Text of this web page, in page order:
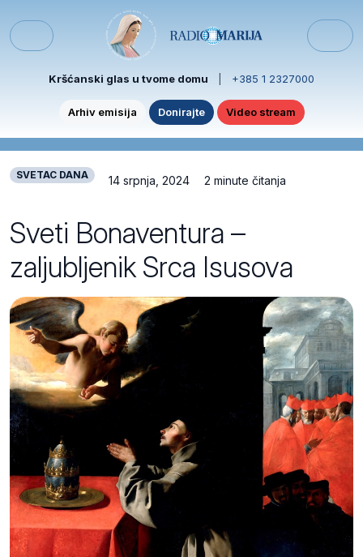
Menu
Kršćanski glas u tvome domu +385 1 2327000
Arhiv emisija Donirajte Video stream
SVETAC DANA 14 srpnja, 2024 2 minute čitanja
Sveti Bonaventura –
zaljubljenik Srca Isusova